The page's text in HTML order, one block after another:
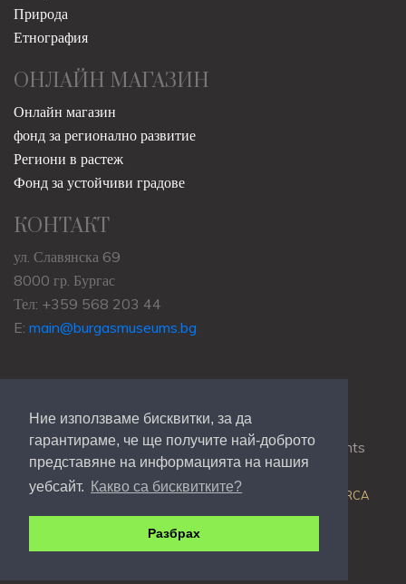
Ние използваме бисквитки, за да
гарантираме, че ще получите най-доброто
представяне на информацията на нашия
уебсайт.
Какво са бисквитките?
Разбрах
Природа
Етнография
ОНЛАЙН МАГАЗИН
Онлайн магазин
фонд за регионално развитие
Региони в растеж
Фонд за устойчиви градове
КОНТАКТ
ул. Славянска 69
8000 гр. Бургас
Тел: +359 568 203 44
E: main@burgasmuseums.bg
Copyrights © 2009-2021 RHM Burgas, All Rights
Reserved.
Web Development @Colin J.D. Stewart ORCA